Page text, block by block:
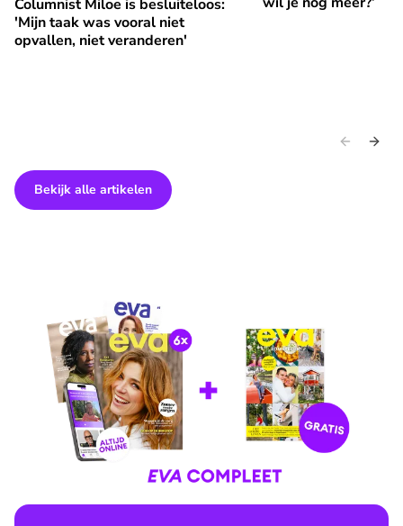
Columnist Miloe is besluiteloos:
'Mijn taak was vooral niet
opvallen, niet veranderen'
Bekijk alle artikelen